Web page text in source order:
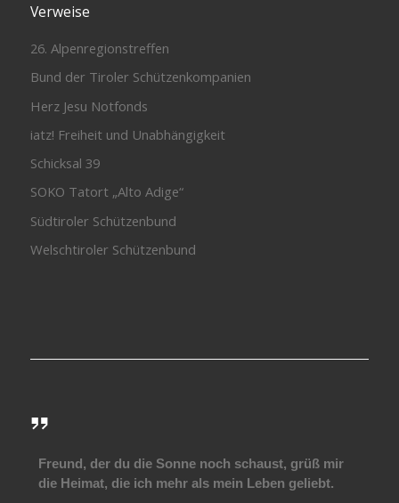
Verweise
26. Alpenregionstreffen
Bund der Tiroler Schützenkompanien
Herz Jesu Notfonds
iatz! Freiheit und Unabhängigkeit
Schicksal 39
SOKO Tatort „Alto Adige“
Südtiroler Schützenbund
Welschtiroler Schützenbund
Freund, der du die Sonne noch schaust, grüß mir
die Heimat, die ich mehr als mein Leben geliebt.